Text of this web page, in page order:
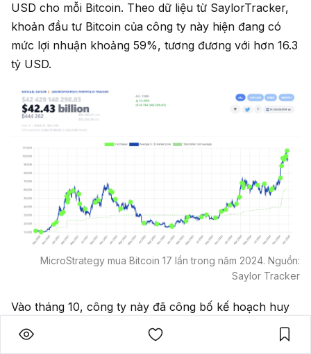
USD cho mỗi Bitcoin. Theo dữ liệu từ SaylorTracker,
khoản đầu tư Bitcoin của công ty này hiện đang có
mức lợi nhuận khoảng 59%, tương đương với hơn 16.3
tỷ USD.
MicroStrategy mua Bitcoin 17 lần trong năm 2024. Nguồn:
Saylor Tracker
Vào tháng 10, công ty này đã công bố kế hoạch huy
động tổng cộng 42 tỷ USD thông qua việc chào bán
cổ phiếu và trái phiếu để phục vụ việc mua thêm